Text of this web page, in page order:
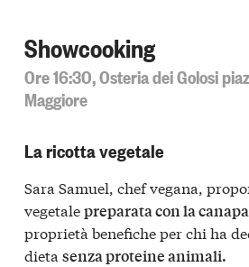
Showcooking
Ore 16:30, Osteria dei Golosi
Maggiore
La ricotta vegetale
Sara Samuel, chef vegana,
vegetalepreparata con la canapa
proprietà benefiche per chi ha
dieta senza proteine animali.